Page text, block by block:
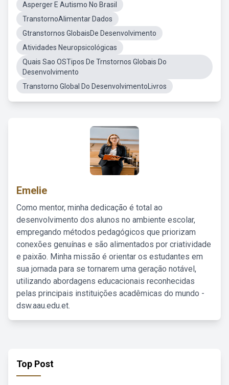
Asperger E Autismo No Brasil
TranstornoAlimentar Dados
Gtranstornos GlobaisDe Desenvolvimento
Atividades Neuropsicológicas
Quais Sao OSTipos De Trnstornos Globais Do
Desenvolvimento
Transtorno Global Do DesenvolvimentoLivros
Emelie
Como mentor, minha dedicação é total ao
desenvolvimento dos alunos no ambiente escolar,
empregando métodos pedagógicos que priorizam
conexões genuínas e são alimentados por criatividade
e paixão. Minha missão é orientar os estudantes em
sua jornada para se tornarem uma geração notável,
utilizando abordagens educacionais reconhecidas
pelas principais instituições acadêmicas do mundo -
dsw.aau.edu.et.
Top Post